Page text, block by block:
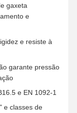
gaxeta
e
e resiste à
garante pressão
e EN 1092-1
e classes de